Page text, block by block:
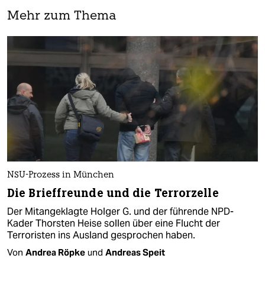
Mehr zum Thema
NSU-Prozess in München
Die Brieffreunde und die Terrorzelle
Der Mitangeklagte Holger G. und der führende NPD-
Kader Thorsten Heise sollen über eine Flucht der
Terroristen ins Ausland gesprochen haben.
Von Andrea Röpke und Andreas Speit